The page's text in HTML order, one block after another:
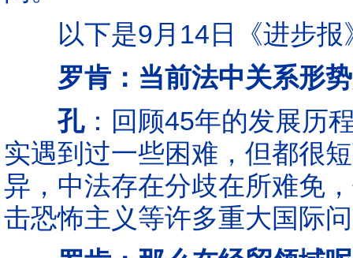
以下是9月14日《进步报
罗肯：当前法中关系形
孔：回顾45年的发展历
实遇到过一些困难，但都很
异，中法存在分歧在所难免
击恐怖主义等许多重大国际